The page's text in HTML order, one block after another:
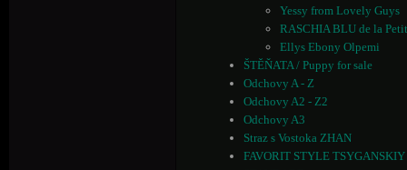
Yessy from Lovely Guys
RASCHIA BLU de la
Ellys Ebony Olpemi
ŠTĚŇATA / Puppy for sale
Odchovy A - Z
Odchovy A2 - Z2
Odchovy A3
Straz s Vostoka ZHAN
FAVORIT STYLE